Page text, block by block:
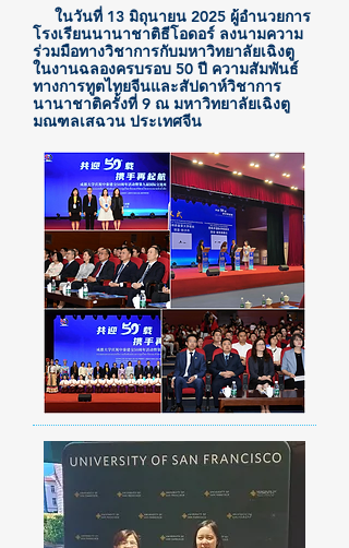
ในวันที่ 13 มิถุนายน 2025 ผู้อำนวยการ
โรงเรียนนานาชาติธีโอดอร์ ลงนามความ
ร่วมมือทางวิชาการกับมหาวิทยาลัยเฉิงตู
ในงานฉลองครบรอบ 50 ปี ความสัมพันธ์
ทางการทูตไทยจีนและสัปดาห์วิชาการ
นานาชาติครั้งที่ 9 ณ มหาวิทยาลัยเฉิงตู
มณฑลเสฉวน ประเทศจีน